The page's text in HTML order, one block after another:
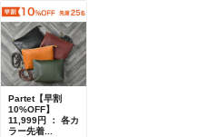
Partet【早割
10%OFF】
11,999円 ： 各カ
ラー先着...